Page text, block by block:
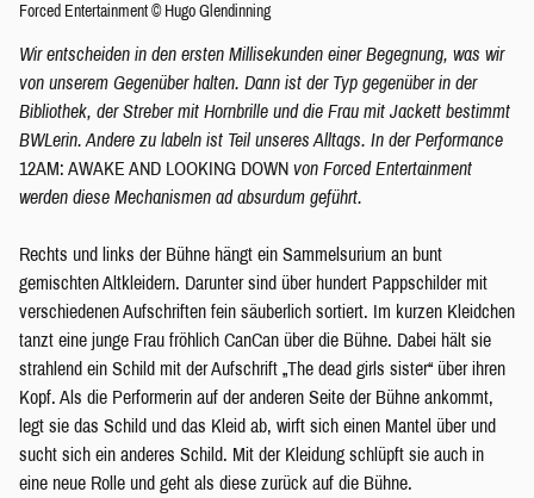
Forced Entertainment © Hugo Glendinning
Wir entscheiden in den ersten Millisekunden einer Begegnung, was wir
von unserem Gegenüber halten. Dann ist der Typ gegenüber in der
Bibliothek, der Streber mit Hornbrille und die Frau mit Jackett bestimmt
BWLerin. Andere zu labeln ist Teil unseres Alltags. In der Performance
12AM: AWAKE AND LOOKING DOWN von Forced Entertainment
werden diese Mechanismen ad absurdum geführt.
Rechts und links der Bühne hängt ein Sammelsurium an bunt
gemischten Altkleidern. Darunter sind über hundert Pappschilder mit
verschiedenen Aufschriften fein säuberlich sortiert. Im kurzen Kleidchen
tanzt eine junge Frau fröhlich CanCan über die Bühne. Dabei hält sie
strahlend ein Schild mit der Aufschrift „The dead girls sister“ über ihren
Kopf. Als die Performerin auf der anderen Seite der Bühne ankommt,
legt sie das Schild und das Kleid ab, wirft sich einen Mantel über und
sucht sich ein anderes Schild. Mit der Kleidung schlüpft sie auch in
eine neue Rolle und geht als diese zurück auf die Bühne.